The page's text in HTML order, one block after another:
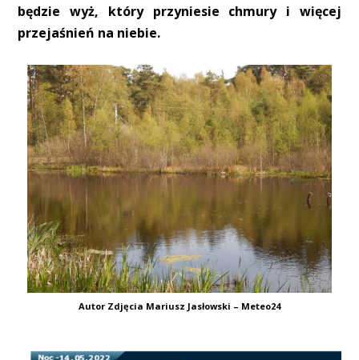
będzie wyż, który przyniesie chmury i więcej
przejaśnień na niebie.
Autor Zdjęcia Mariusz Jasłowski – Meteo24